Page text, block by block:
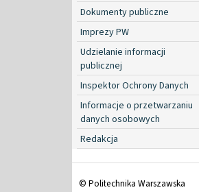
Dokumenty publiczne
Imprezy PW
Udzielanie informacji
publicznej
Inspektor Ochrony Danych
Informacje o przetwarzaniu
danych osobowych
Redakcja
© Politechnika Warszawska